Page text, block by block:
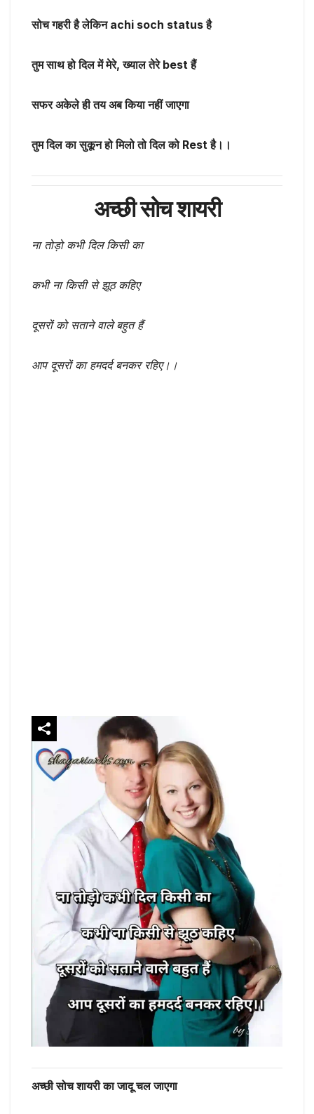
सोच गहरी है लेकिन achi soch status है
तुम साथ हो दिल में मेरे, ख्याल तेरे best हैं
सफर अकेले ही तय अब किया नहीं जाएगा
तुम दिल का सुकून हो मिलो तो दिल को Rest है।।
अच्छी सोच शायरी
ना तोड़ो कभी दिल किसी का
कभी ना किसी से झूठ कहिए
दूसरों को सताने वाले बहुत हैं
आप दूसरों का हमदर्द बनकर रहिए।।
अच्छी सोच शायरी का जादू चल जाएगा